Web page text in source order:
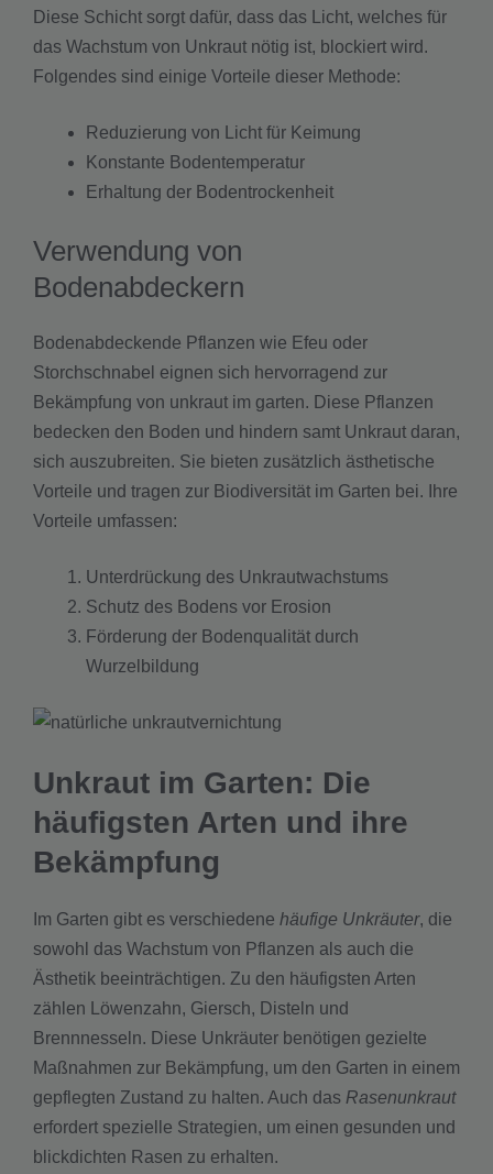
Diese Schicht sorgt dafür, dass das Licht, welches für
das Wachstum von Unkraut nötig ist, blockiert wird.
Folgendes sind einige Vorteile dieser Methode:
Reduzierung von Licht für Keimung
Konstante Bodentemperatur
Erhaltung der Bodentrockenheit
Verwendung von
Bodenabdeckern
Bodenabdeckende Pflanzen wie Efeu oder
Storchschnabel eignen sich hervorragend zur
Bekämpfung von unkraut im garten. Diese Pflanzen
bedecken den Boden und hindern samt Unkraut daran,
sich auszubreiten. Sie bieten zusätzlich ästhetische
Vorteile und tragen zur Biodiversität im Garten bei. Ihre
Vorteile umfassen:
Unterdrückung des Unkrautwachstums
Schutz des Bodens vor Erosion
Förderung der Bodenqualität durch
Wurzelbildung
Unkraut im Garten: Die
häufigsten Arten und ihre
Bekämpfung
Im Garten gibt es verschiedene häufige Unkräuter, die
sowohl das Wachstum von Pflanzen als auch die
Ästhetik beeinträchtigen. Zu den häufigsten Arten
zählen Löwenzahn, Giersch, Disteln und
Brennnesseln. Diese Unkräuter benötigen gezielte
Maßnahmen zur Bekämpfung, um den Garten in einem
gepflegten Zustand zu halten. Auch das Rasenunkraut
erfordert spezielle Strategien, um einen gesunden und
blickdichten Rasen zu erhalten.